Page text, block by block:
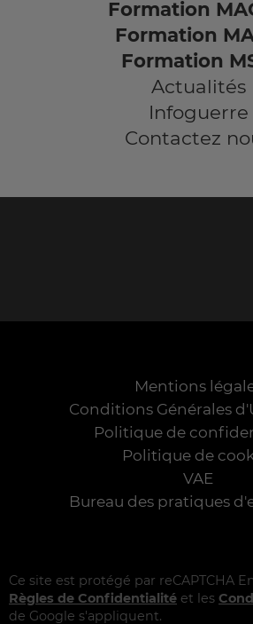
Formation
Formation
Formation
Actualités
Infoguerre
Contactez
Mentions
Conditions Générales
Politique de
Politique de
VAE
Bureau des pratiques
Ce site est protégé par reCAPTCHA
Règles de Confidentialité et les
de Google s'appliquent.